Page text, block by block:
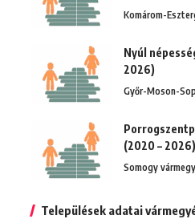
Komárom-
Nyúl
2026)
Győr-Moson-
(2020 – 2026)
Somogy
Települések adatai